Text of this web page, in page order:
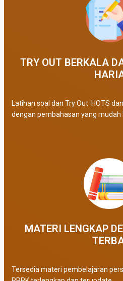
TRY OUT BERKALA
Latihan soal dan Try Out HOTS
dengan pembahasan yang mudah
MATERI LENGKAP
Tersedia materi pembelajaran